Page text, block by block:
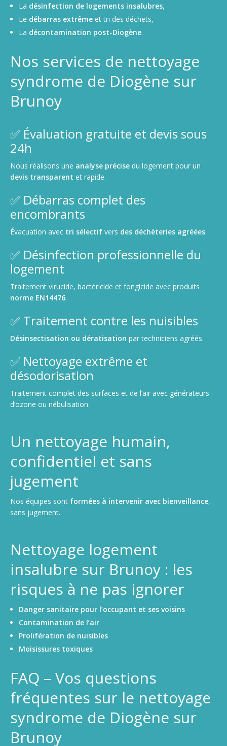
La désinfection de logements insalubres,
Le débarras extrêmeet tri des déchets,
La décontamination post-Diogène.
Nos services de nettoyage
syndrome de Diogène sur
Brunoy
✅ Évaluation gratuite et devis sous
24h
Nous réalisons une analyse précise du logement pour un
devis transparent et rapide.
✅ Débarras complet des
encombrants
Évacuation avec tri sélectif vers des déchèteries agréées.
✅ Désinfection professionnelle du
logement
Traitement virucide, bactéricide et fongicide avec produits
norme EN14476.
✅ Traitement contre les nuisibles
Désinsectisation ou dératisation par techniciens agréés.
✅ Nettoyage extrême et
désodorisation
Traitement complet des surfaces et de l’air avec générateurs
d’ozone ou nébulisation.
Un nettoyage humain,
confidentiel et sans
jugement
Nos équipes sont formées à intervenir avec bienveillance,
sans jugement.
Nettoyage logement
insalubre sur Brunoy : les
risques à ne pas ignorer
Danger sanitaire pour l’occupant et ses voisins
Contamination de l’air
Prolifération de nuisibles
Moisissures toxiques
FAQ – Vos questions
fréquentes sur le nettoyage
syndrome de Diogène sur
Brunoy